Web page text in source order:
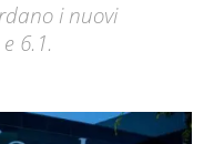
i nuovi
6.1.